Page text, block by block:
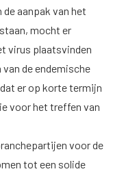
aanpak van het
mocht er
virus plaatsvinden
de endemische
er op korte termijn
voor het treffen van
voor de
tot een solide